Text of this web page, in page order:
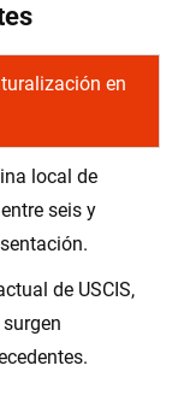
en
local de
seis y
de USCIS,